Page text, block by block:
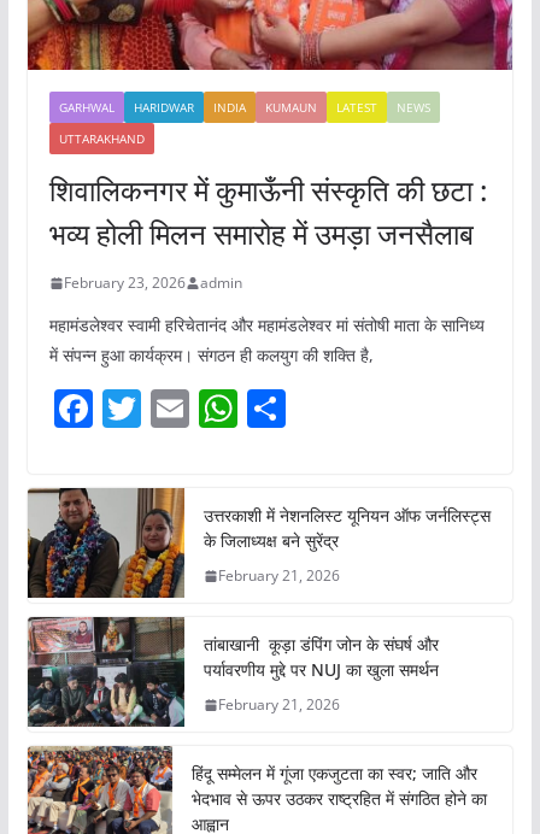
GARHWAL HARIDWAR INDIA KUMAUN LATEST
NEWS
UTTARAKHAND
शिवालिकनगर में कुमाऊँनी संस्कृति की छटा :
भव्य होली मिलन समारोह में उमड़ा जनसैलाब
February 23, 2026 admin
महामंडलेश्वर स्वामी हरिचेतानंद और महामंडलेश्वर मां संतोषी माता के सानिध्य
में संपन्न हुआ कार्यक्रम। संगठन ही कलयुग की शक्ति है,
F
a
c
e
b
o
o
k
T
w
itt
er
E
m
W
h
s
A
p
p
S
h
e
उत्तरकाशी में नेशनलिस्ट यूनियन ऑफ जर्नलिस्ट्स
के जिलाध्यक्ष बने सुरेंद्र
February 21, 2026
तांबाखानी कूड़ा डंपिंग जोन के संघर्ष और
पर्यावरणीय मुद्दे पर NUJ का खुला समर्थन
February 21, 2026
हिंदू सम्मेलन में गूंजा एकजुटता का स्वर; जाति और
भेदभाव से ऊपर उठकर राष्ट्रहित में संगठित होने का
आह्वान